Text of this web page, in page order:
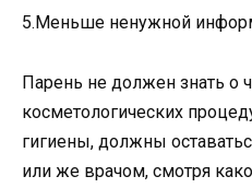
5.Меньше ненужной
Парень не должен знать о
косметологических
гигиены, должны
или же врачом, смотря